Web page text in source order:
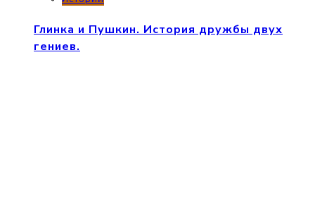
Глинка и Пушкин. История дружбы двух
гениев.